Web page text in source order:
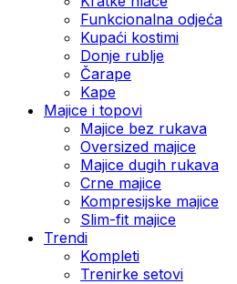
Funkcionalna odjeća
Kupaći kostimi
Donje rublje
Čarape
Kape
Majice i topovi
Majice bez rukava
Oversized majice
Majice dugih rukava
Crne majice
Kompresijske majice
Slim-fit majice
Trendi
Kompleti
Trenirke setovi